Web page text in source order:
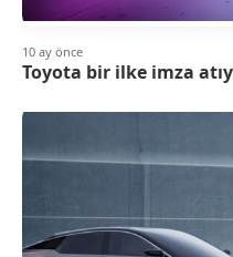
10 ay önce
Toyota bir ilke imza